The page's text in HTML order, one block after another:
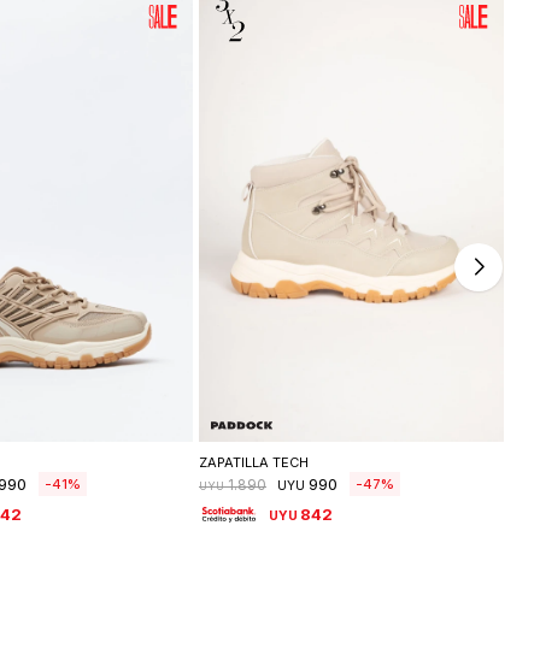
41
ZAPATILLA TECH
UYU 1.890 UYU 990 47
UYU 842